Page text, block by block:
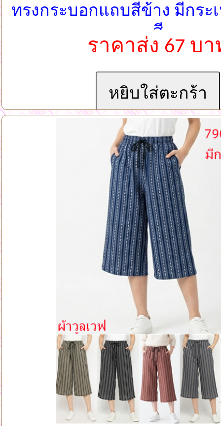
ทรงกระบอกแถบสีข้าง มีกระ
สี
ราคาส่ง 67 บา